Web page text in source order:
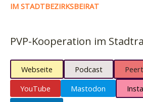
IM STADTBEZIRKSBEIRAT
PVP-Kooperation im
Webseite Podcast
YouTube
Mastodon